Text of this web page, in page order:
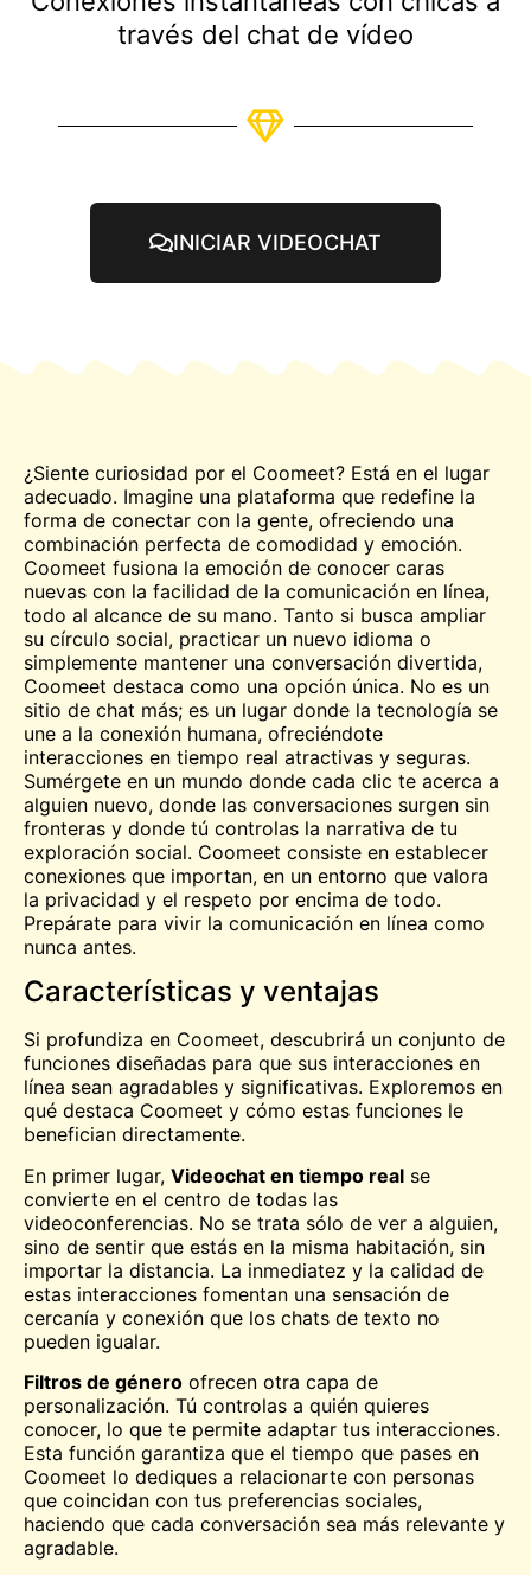
través del chat de vídeo
INICIAR VIDEOCHAT
¿Siente curiosidad por el Coomeet? Está en el lugar
adecuado. Imagine una plataforma que redefine la
forma de conectar con la gente, ofreciendo una
combinación perfecta de comodidad y emoción.
Coomeet fusiona la emoción de conocer caras
nuevas con la facilidad de la comunicación en línea,
todo al alcance de su mano. Tanto si busca ampliar
su círculo social, practicar un nuevo idioma o
simplemente mantener una conversación divertida,
Coomeet destaca como una opción única. No es un
sitio de chat más; es un lugar donde la tecnología se
une a la conexión humana, ofreciéndote
interacciones en tiempo real atractivas y seguras.
Sumérgete en un mundo donde cada clic te acerca a
alguien nuevo, donde las conversaciones surgen sin
fronteras y donde tú controlas la narrativa de tu
exploración social. Coomeet consiste en establecer
conexiones que importan, en un entorno que valora
la privacidad y el respeto por encima de todo.
Prepárate para vivir la comunicación en línea como
nunca antes.
Características y ventajas
Si profundiza en Coomeet, descubrirá un conjunto de
funciones diseñadas para que sus interacciones en
línea sean agradables y significativas. Exploremos en
qué destaca Coomeet y cómo estas funciones le
benefician directamente.
En primer lugar, Videochat en tiempo real se
convierte en el centro de todas las
videoconferencias. No se trata sólo de ver a alguien,
sino de sentir que estás en la misma habitación, sin
importar la distancia. La inmediatez y la calidad de
estas interacciones fomentan una sensación de
cercanía y conexión que los chats de texto no
pueden igualar.
Filtros de género ofrecen otra capa de
personalización. Tú controlas a quién quieres
conocer, lo que te permite adaptar tus interacciones.
Esta función garantiza que el tiempo que pases en
Coomeet lo dediques a relacionarte con personas
que coincidan con tus preferencias sociales,
haciendo que cada conversación sea más relevante y
agradable.